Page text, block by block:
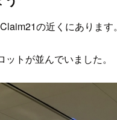
の近くにあります。
トが並んでいました。